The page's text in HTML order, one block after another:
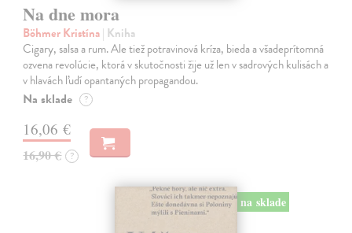
Na dne mora
Böhmer Kristína| Kniha
Cigary, salsa a rum. Ale tiež potravinová kríza, bieda a všadeprítomná
ozvena revolúcie, ktorá v skutočnosti žije už len v sadrových kulisách a
v hlavách ľudí opantaných propagandou.
Na sklade ?
16,06 €
16,90 € ?
na sklade